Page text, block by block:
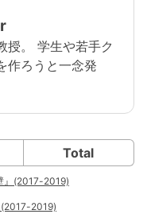
授。 学生や若手ク
作ろうと一念発
Total
2019)